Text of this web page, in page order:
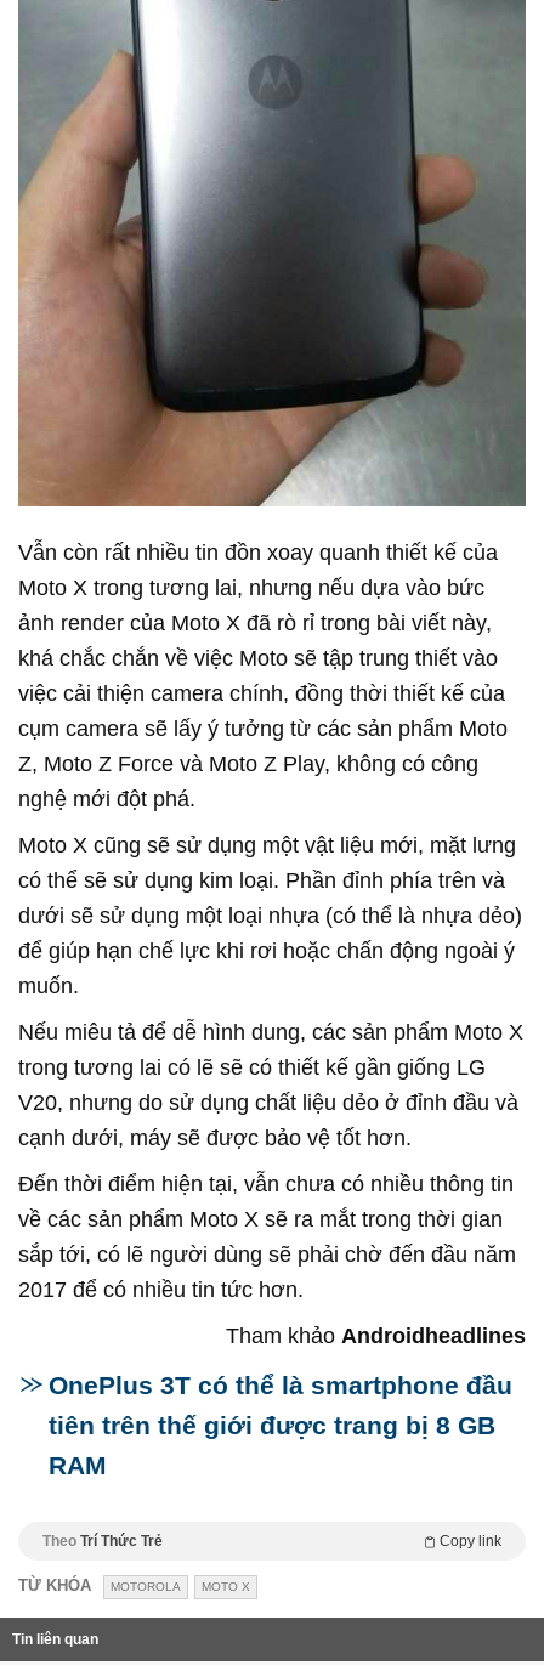
Vẫn còn rất nhiều tin đồn xoay quanh thiết kế của
Moto X trong tương lai, nhưng nếu dựa vào bức
ảnh render của Moto X đã rò rỉ trong bài viết này,
khá chắc chắn về việc Moto sẽ tập trung thiết vào
việc cải thiện camera chính, đồng thời thiết kế của
cụm camera sẽ lấy ý tưởng từ các sản phẩm Moto
Z, Moto Z Force và Moto Z Play, không có công
nghệ mới đột phá.
Moto X cũng sẽ sử dụng một vật liệu mới, mặt lưng
có thể sẽ sử dụng kim loại. Phần đỉnh phía trên và
dưới sẽ sử dụng một loại nhựa (có thể là nhựa dẻo)
để giúp hạn chế lực khi rơi hoặc chấn động ngoài ý
muốn.
Nếu miêu tả để dễ hình dung, các sản phẩm Moto X
trong tương lai có lẽ sẽ có thiết kế gần giống LG
V20, nhưng do sử dụng chất liệu dẻo ở đỉnh đầu và
cạnh dưới, máy sẽ được bảo vệ tốt hơn.
Đến thời điểm hiện tại, vẫn chưa có nhiều thông tin
về các sản phẩm Moto X sẽ ra mắt trong thời gian
sắp tới, có lẽ người dùng sẽ phải chờ đến đầu năm
2017 để có nhiều tin tức hơn.
Tham khảo Androidheadlines
OnePlus 3T có thể là smartphone đầu
tiên trên thế giới được trang bị 8 GB
RAM
Theo Trí Thức Trẻ Copy link
TỪ KHÓA MOTOROLA MOTO X
Tin liên quan